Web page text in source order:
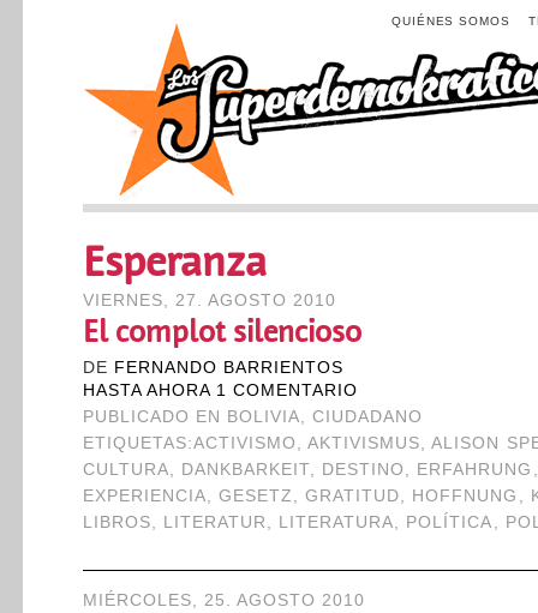
QUIÉNES SOMOS
Esperanza
VIERNES, 27. AGOSTO 2010
El complot silencioso
DE FERNANDO BARRIENTOS
HASTA AHORA 1 COMENTARIO
PUBLICADO EN
BOLIVIA,CIUDADANO
ETIQUETAS:ACTIVISMO ,AKTIVISMUS,ALISON
CULTURA, DANKBARKEIT, DESTINO , ERFAHRUNG
EXPERIENCIA, GESETZ ,GRATITUD, HOFFNUNG ,
LIBROS, LITERATUR , LITERATURA, POLÍTICA ,
MIÉRCOLES, 25. AGOSTO 2010